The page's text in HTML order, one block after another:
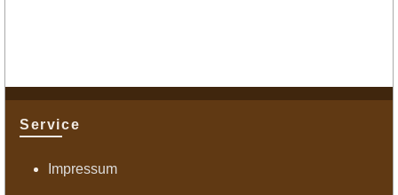
Service
Impressum